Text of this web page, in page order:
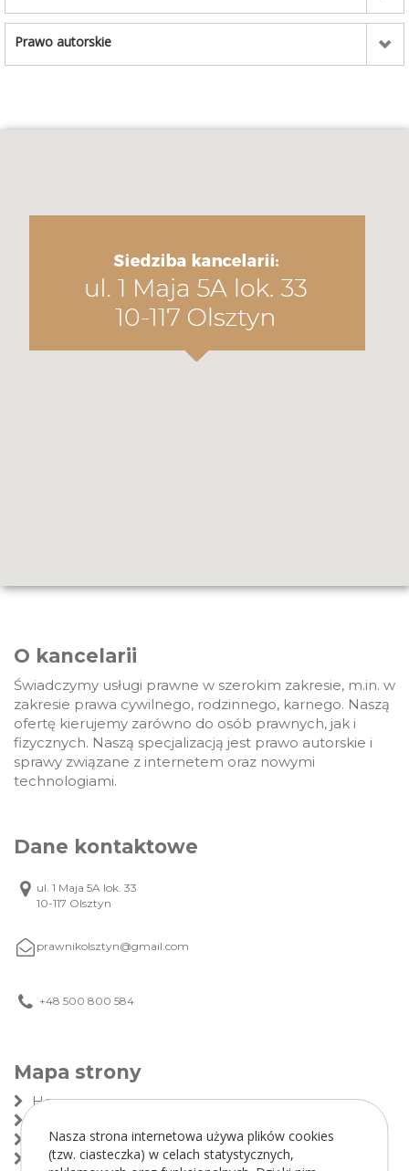
Nasza strona internetowa używa plików cookies
(tzw. ciasteczka) w celach statystycznych,
Prawo autorskie
O kancelarii
Świadczymy usługi prawne w szerokim zakresie, m.in. w
zakresie prawa cywilnego, rodzinnego, karnego. Naszą
ofertę kierujemy zarówno do osób prawnych, jak i
fizycznych. Naszą specjalizacją jest prawo autorskie i
sprawy związane z internetem oraz nowymi
technologiami.
Dane kontaktowe
ul. 1 Maja 5A lok. 33
10-117 Olsztyn
prawnikolsztyn@gmail.com
+48 500 800 584
Mapa strony
Home
Zespół
Zakres usług